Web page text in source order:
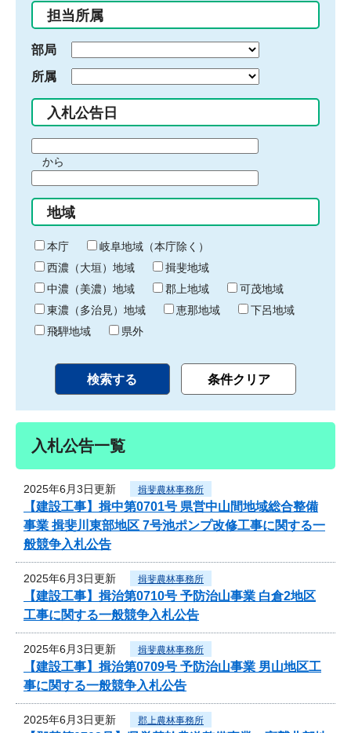
入
力
担当所属
部局
所属
入札公告日
間
始
り
から
間
終
わ
り
地域
本庁
岐阜地域（本庁除く）
西濃（大垣）地域
揖斐地域
中濃（美濃）地域
郡上地域
可茂地域
東濃（多治見）地域
恵那地域
下呂地域
飛騨地域
県外
入札公告一覧
2025年6月3日更新 揖斐農林事務所
【建設工事】揖中第0701号 県営中山間地域総合整備
事業 揖斐川東部地区 7号池ポンプ改修工事に関する一
般競争入札公告
2025年6月3日更新 揖斐農林事務所
【建設工事】揖治第0710号 予防治山事業 白倉2地区
工事に関する一般競争入札公告
2025年6月3日更新 揖斐農林事務所
【建設工事】揖治第0709号 予防治山事業 男山地区工
事に関する一般競争入札公告
2025年6月3日更新 郡上農林事務所